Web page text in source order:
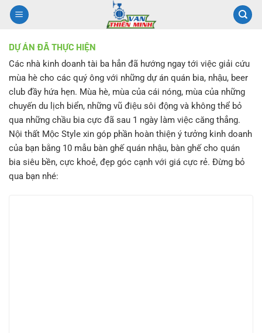
Chuyển
đến
dungDỰ ÁN ĐÃ THỰC HIỆN
Các nhà kinh doanh tài ba hẳn đã hướng ngay tới việc giải cứu
mùa hè cho các quý ông với những dự án quán bia, nhậu, beer
club đầy hứa hẹn. Mùa hè, mùa của cái nóng, mùa của những
chuyến du lịch biển, những vũ điệu sôi động và không thể bỏ
qua những chầu bia cực đã sau 1 ngày làm việc căng thẳng.
Nội thất Mộc Style xin góp phần hoàn thiện ý tưởng kinh doanh
của bạn bằng 10 mẫu bàn ghế quán nhậu, bàn ghế cho quán
bia siêu bền, cực khoẻ, đẹp góc cạnh với giá cực rẻ. Đừng bỏ
qua bạn nhé: